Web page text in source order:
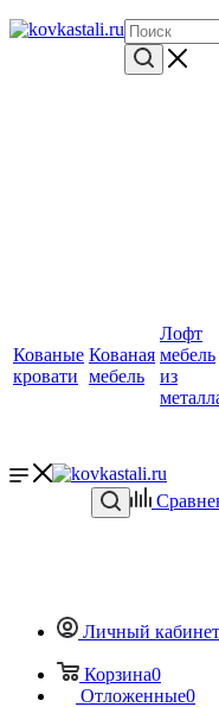
Кованые
кровати
Кованая
мебель
Лофт
мебель
из
Личный кабинет
Корзина0
Отложенные0